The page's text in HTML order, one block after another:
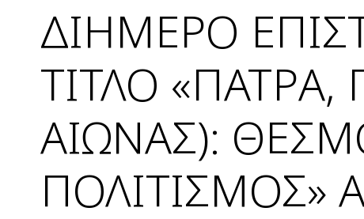
ΔΙΗΜΕΡΟ
ΤΙΤΛΟ
ΑΙΩΝΑΣ):
ΠΟΛΙΤΙΣΜΟΣ»